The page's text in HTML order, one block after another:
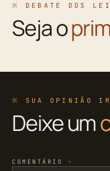
※ DEBATE DOS
Seja o
※ SUA OPINIÃO
Deixe um
COMENTÁRIO *